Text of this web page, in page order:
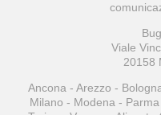
Viale
20158
Ancona - Arezzo -
Milano - Modena -